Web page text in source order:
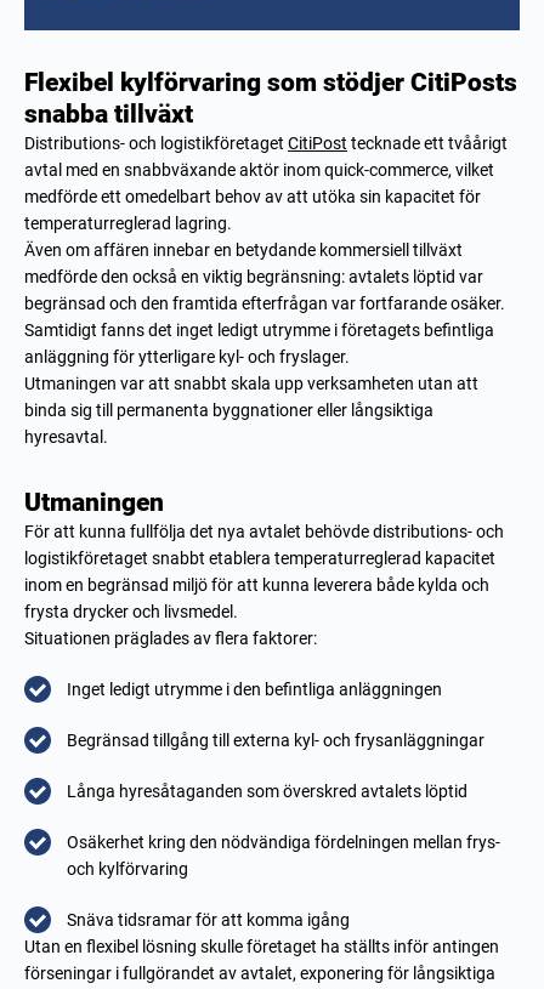
Flexibel kylförvaring som stödjer CitiPosts
snabba tillväxt
Distributions- och logistikföretaget CitiPost tecknade ett tvåårigt
avtal med en snabbväxande aktör inom quick-commerce, vilket
medförde ett omedelbart behov av att utöka sin kapacitet för
temperaturreglerad lagring.
Även om affären innebar en betydande kommersiell tillväxt
medförde den också en viktig begränsning: avtalets löptid var
begränsad och den framtida efterfrågan var fortfarande osäker.
Samtidigt fanns det inget ledigt utrymme i företagets befintliga
anläggning för ytterligare kyl- och fryslager.
Utmaningen var att snabbt skala upp verksamheten utan att
binda sig till permanenta byggnationer eller långsiktiga
hyresavtal.
Utmaningen
För att kunna fullfölja det nya avtalet behövde distributions- och
logistikföretaget snabbt etablera temperaturreglerad kapacitet
inom en begränsad miljö för att kunna leverera både kylda och
frysta drycker och livsmedel.
Situationen präglades av flera faktorer:
Inget ledigt utrymme i den befintliga anläggningen
Begränsad tillgång till externa kyl- och frysanläggningar
Långa hyresåtaganden som överskred avtalets löptid
Osäkerhet kring den nödvändiga fördelningen mellan frys-
och kylförvaring
Snäva tidsramar för att komma igång
Utan en flexibel lösning skulle företaget ha ställts inför antingen
förseningar i fullgörandet av avtalet, exponering för långsiktiga